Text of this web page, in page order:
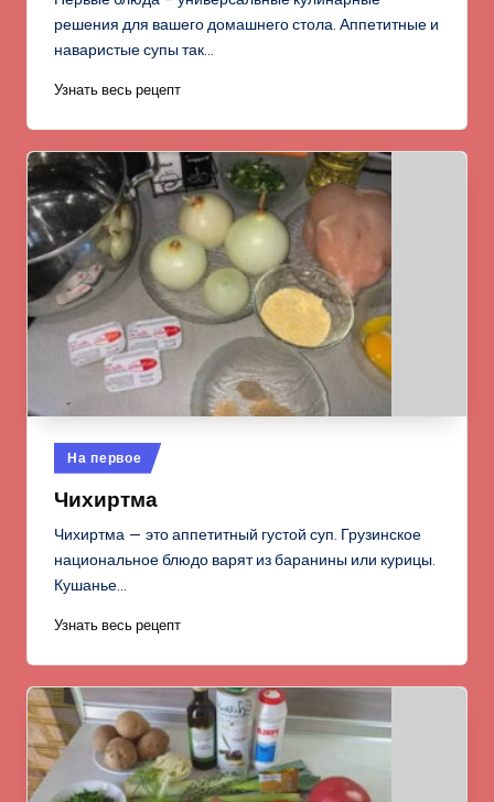
решения для вашего домашнего стола. Аппетитные и
наваристые супы так…
Узнать весь рецепт
Опубликовано
в
На первое
Чихиртма
Чихиртма — это аппетитный густой суп. Грузинское
национальное блюдо варят из баранины или курицы.
Кушанье…
Узнать весь рецепт